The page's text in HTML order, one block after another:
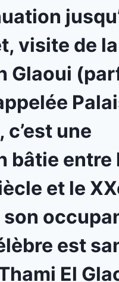
visite de la
Glaoui
c’est une
bâtie entre
et le
est
El